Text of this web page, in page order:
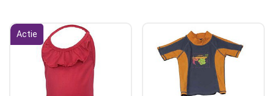
gekozen
worden
op
de
productpagina
gekozen
worden
op
productpagina
Actie